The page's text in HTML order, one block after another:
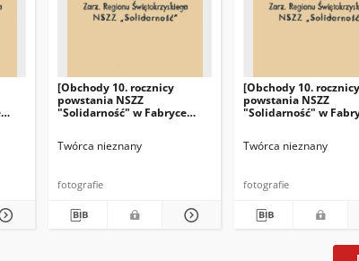
[Obchody 10. rocznicy
powstania NSZZ
"Solidarność" w Fabryce
Twórca nieznany
fotografie
[Obchody 10. rocznicy
powstania NSZZ
"Solidarność" w
Twórca nieznany
fotografie